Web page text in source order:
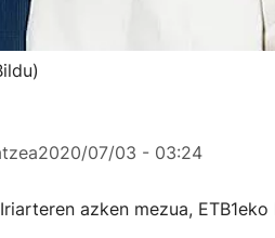
2020/07/03 - 03:24
azken mezua,